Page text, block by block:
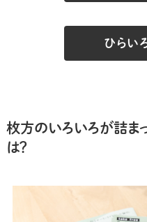
ひらい
枚方のいろいろが詰ま
は？